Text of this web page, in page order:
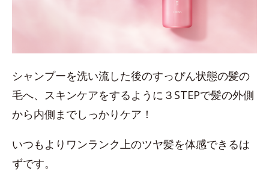
シャンプーを洗い流した後のすっぴん状態の髪の
毛へ、スキンケアをするように３STEPで髪の外側
から内側までしっかりケア！
いつもよりワンランク上のツヤ髪を体感できるは
ずです。